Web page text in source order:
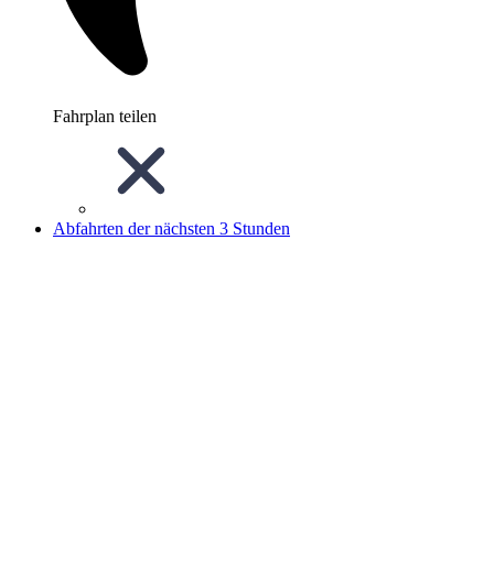
Fahrplan teilen
Abfahrten der nächsten 3 Stunden